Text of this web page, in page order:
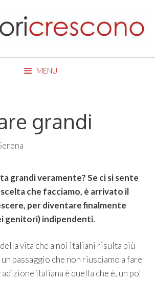
MENU
grandi
grandi veramente? Se ci si sente
che facciamo, è arrivato il
per diventare finalmente
genitori) indipendenti.
della vita che a noi italiani risulta più
passaggio che non riusciamo a fare
italiana è quella che è, un po’